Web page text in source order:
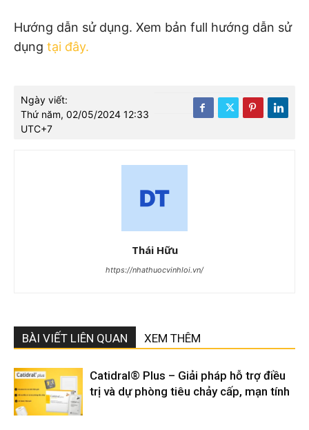
Hướng dẫn sử dụng. Xem bản full hướng dẫn sử
dụng tại đây.
Ngày viết:
Thứ năm, 02/05/2024 12:33
UTC+7
Thái Hữu
https://nhathuocvinhloi.vn/
BÀI VIẾT LIÊN QUAN XEM THÊM
Catidral® Plus – Giải pháp hỗ trợ điều
trị và dự phòng tiêu chảy cấp, mạn tính